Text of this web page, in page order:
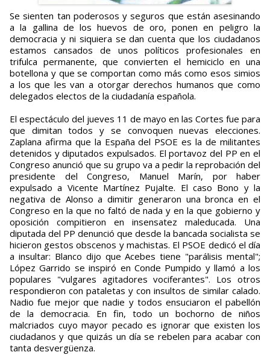
Se sienten tan poderosos y seguros que están asesinando
a la gallina de los huevos de oro, ponen en peligro la
democracia y ni siquiera se dan cuenta que los ciudadanos
estamos cansados de unos políticos profesionales en
trifulca permanente, que convierten el hemiciclo en una
botellona y que se comportan como más como esos simios
a los que les van a otorgar derechos humanos que como
delegados electos de la ciudadanía española.
El espectáculo del jueves 11 de mayo en las Cortes fue para
que dimitan todos y se convoquen nuevas elecciones.
Zaplana afirma que la España del PSOE es la de militantes
detenidos y diputados expulsados. El portavoz del PP en el
Congreso anunció que su grupo va a pedir la reprobación del
presidente del Congreso, Manuel Marín, por haber
expulsado a Vicente Martínez Pujalte. El caso Bono y la
negativa de Alonso a dimitir generaron una bronca en el
Congreso en la que no faltó de nada y en la que gobierno y
oposición compitieron en insensatez maleducada. Una
diputada del PP denunció que desde la bancada socialista se
hicieron gestos obscenos y machistas. El PSOE dedicó el día
a insultar: Blanco dijo que Acebes tiene "parálisis mental";
López Garrido se inspiró en Conde Pumpido y llamó a los
populares "vulgares agitadores vociferantes". Los otros
respondieron con pataletas y con insultos de similar calado.
Nadio fue mejor que nadie y todos ensuciaron el pabellón
de la democracia. En fin, todo un bochorno de niños
malcriados cuyo mayor pecado es ignorar que existen los
ciudadanos y que quizás un día se rebelen para acabar con
tanta desvergüenza.